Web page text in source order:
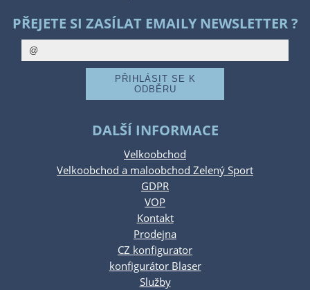
PŘEJETE SI ZASÍLAT EMAILY NEWSLETTER ?
DALŠÍ INFORMACE
Velkoobchod
Velkoobchod a maloobchod Zelený Sport
GDPR
VOP
Kontakt
Prodejna
CZ konfigurator
konfigurátor Blaser
Služby